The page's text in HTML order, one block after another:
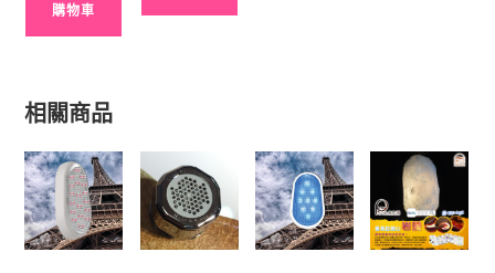
購物車
相關商品